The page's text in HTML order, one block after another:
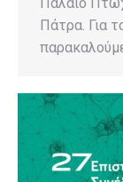
Πάτρα. Για